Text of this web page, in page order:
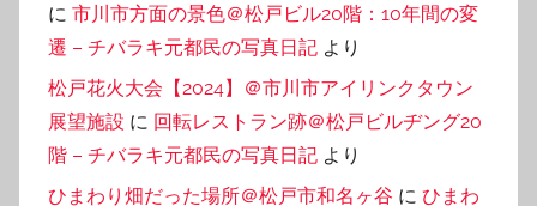
に 市川市方面の景色＠松戸ビル20階：10年間の変
遷 – チバラキ元都民の写真日記 より
松戸花火大会【2024】＠市川市アイリンクタウン
展望施設 に 回転レストラン跡＠松戸ビルヂング20
階 – チバラキ元都民の写真日記 より
ひまわり畑だった場所＠松戸市和名ヶ谷 に ひまわ